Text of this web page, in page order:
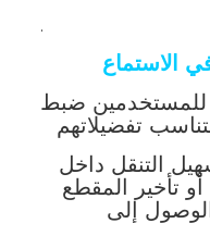
.
للمستخدمين ضبط
التنقل داخل
تأخير المقطع
إلى